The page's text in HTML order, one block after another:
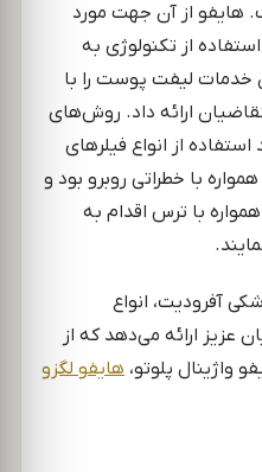
هایفو از آن جهت مورد
از تکنولوژی به
خدمات لیفت پوست را با
ارائه داد. روش‌های
از انواع فیلرهای
با خطراتی روبرو بود و
با ترس اقدام به
آفرودیت، انواع
عزیز ارائه می‌دهد که از
واژینال پلوتو، هایفو لگزو